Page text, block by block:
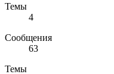
Темы
4
Сообщения
63
Темы